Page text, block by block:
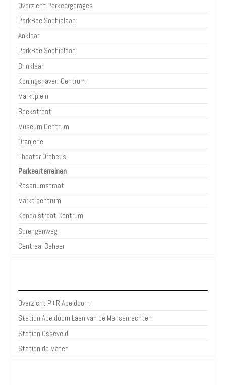
Overzicht Parkeergarages
ParkBee Sophialaan
Anklaar
ParkBee Sophialaan
Brinklaan
Koningshaven-Centrum
Marktplein
Beekstraat
Museum Centrum
Oranjerie
Theater Orpheus
Parkeerterreinen
Rosariumstraat
Markt centrum
Kanaalstraat Centrum
Sprengenweg
Centraal Beheer
Overzicht P+R Apeldoorn
Station Apeldoorn Laan van de Mensenrechten
Station Osseveld
Station de Maten